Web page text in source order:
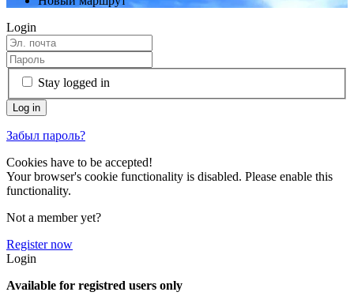
Login
Stay logged in
Забыл пароль?
Cookies have to be accepted!
Your browser's cookie functionality is disabled. Please enable this
functionality.
Not a member yet?
Register now
Login
Available for registred users only